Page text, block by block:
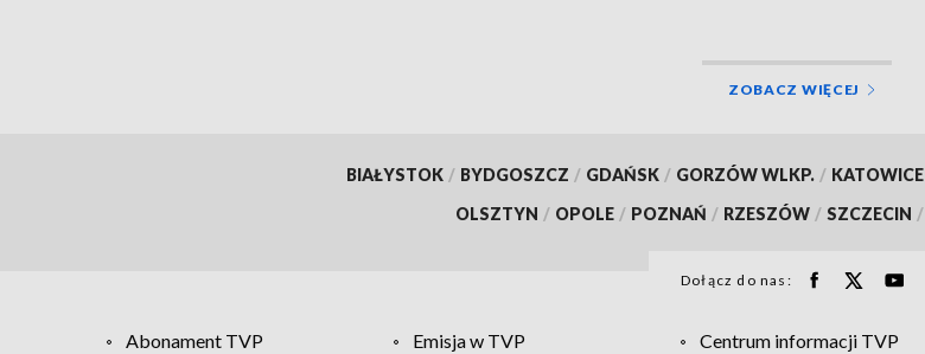
ZOBACZ WIĘCEJ
BIAŁYSTOK / BYDGOSZCZ / GDAŃSK / GORZÓW WLKP. / KATOWICE
OLSZTYN / OPOLE / POZNAŃ / RZESZÓW / SZCZECIN /
Dołącz do nas:
Abonament TVP Emisja w TVP Centrum informacji TVP